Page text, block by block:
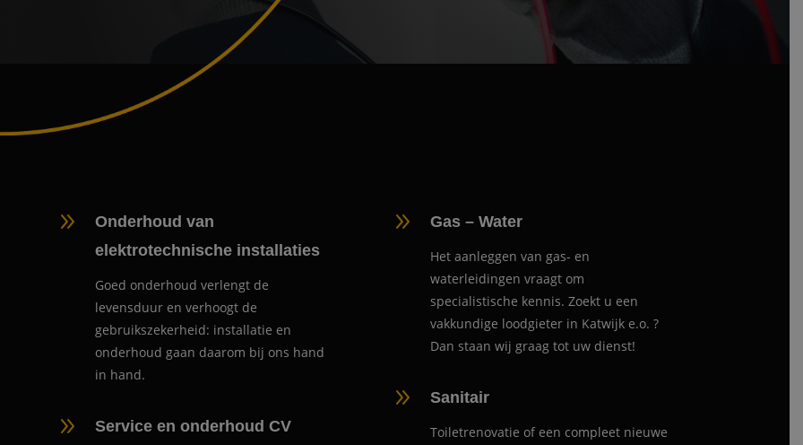
9
Onderhoud van
elektrotechnische installaties
Goed onderhoud verlengt de
levensduur en verhoogt de
gebruikszekerheid: installatie en
onderhoud gaan daarom bij ons hand
in hand.
9 Service en onderhoud CV
9 Gas – Water
Het aanleggen van gas- en
waterleidingen vraagt om
specialistische kennis. Zoekt u een
vakkundige loodgieter in Katwijk e.o. ?
Dan staan wij graag tot uw dienst!
9 Sanitair
Toiletrenovatie of een compleet nieuwe